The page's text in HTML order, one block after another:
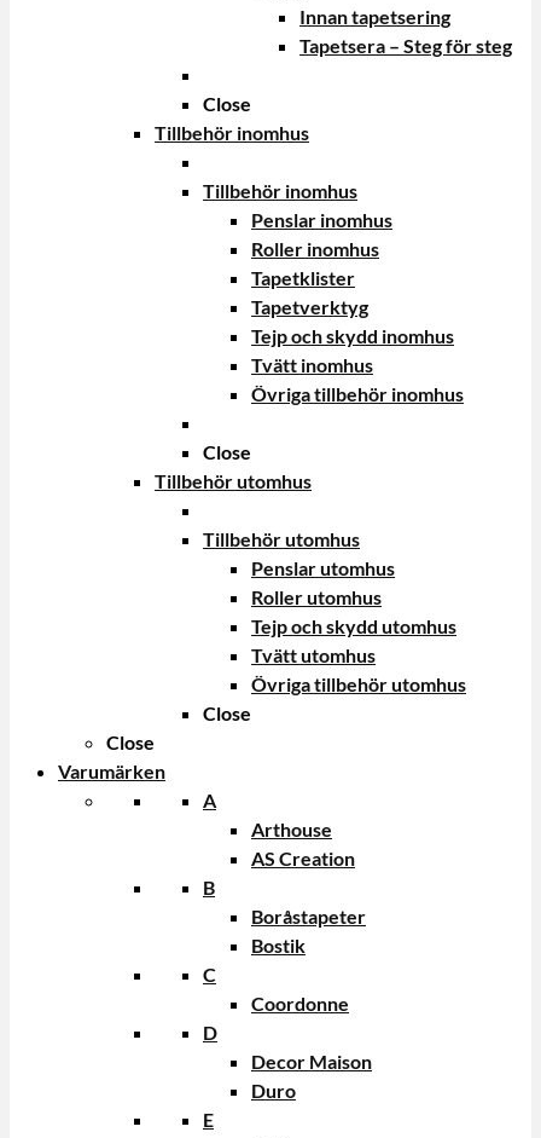
Innan tapetsering
Tapetsera – Steg för steg
Close
Tillbehör inomhus
Tillbehör inomhus
Penslar inomhus
Roller inomhus
Tapetklister
Tapetverktyg
Tejp och skydd inomhus
Tvätt inomhus
Övriga tillbehör inomhus
Close
Tillbehör utomhus
Tillbehör utomhus
Penslar utomhus
Roller utomhus
Tejp och skydd utomhus
Tvätt utomhus
Övriga tillbehör utomhus
Close
Close
Varumärken
A
Arthouse
AS Creation
B
Boråstapeter
Bostik
C
Coordonne
D
Decor Maison
Duro
E